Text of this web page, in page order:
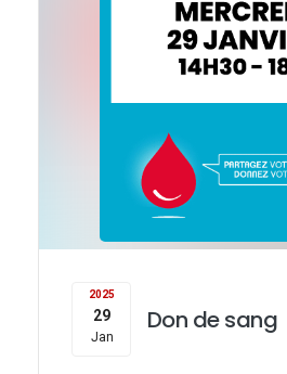
2025
29
Jan
Don de sang